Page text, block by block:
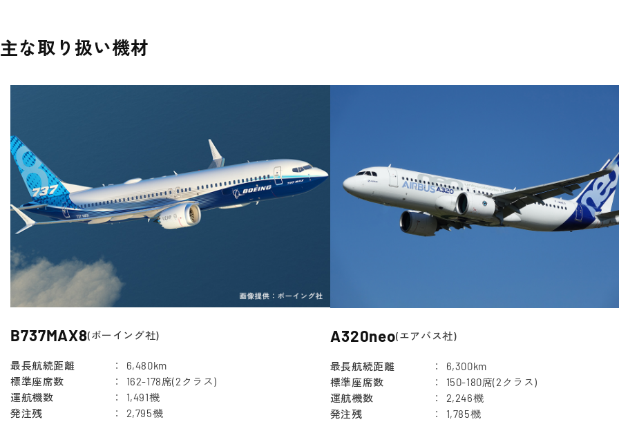
主な取り扱い機材
B737MAX8(ボーイング社)
最長航続距離
6,480km
標準座席数
162-178席(2クラス)
運航機数
1,491機
発注残
2,795機
A320neo(エアバス社)
最長航続距離
6,300km
標準座席数
150-180席(2クラス)
運航機数
2,246機
発注残
1,785機